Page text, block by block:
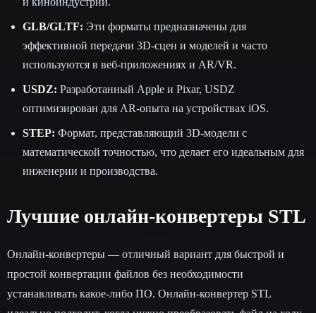
GLB/GLTF: Эти форматы предназначены для
эффективной передачи 3D-сцен и моделей и часто
используются в веб-приложениях и AR/VR.
USDZ: Разработанный Apple и Pixar, USDZ
оптимизирован для AR-опыта на устройствах iOS.
STEP: Формат, представляющий 3D-модели с
математической точностью, что делает его идеальным для
инженерии и производства.
Лучшие онлайн-конвертеры STL
Онлайн-конвертеры — отличный вариант для быстрой и
простой конвертации файлов без необходимости
устанавливать какое-либо ПО. Онлайн-конвертер STL